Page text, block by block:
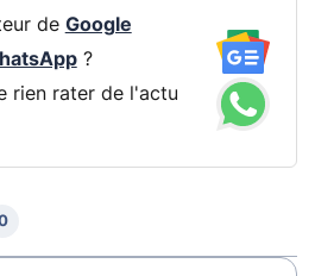
de Google
?
rien rater de l'actu